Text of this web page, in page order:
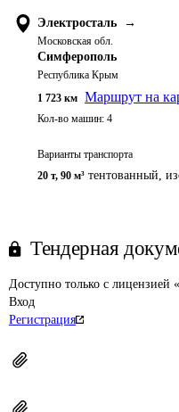
Электросталь →
Московская обл.
Симферополь
Республика Крым
1 723 км Маршрут на
Кол-во машин: 4
Варианты транспорта
20 т, 90 м³ тентованный,
Тендерная
Доступно только с лицензией
Вход
Регистрация